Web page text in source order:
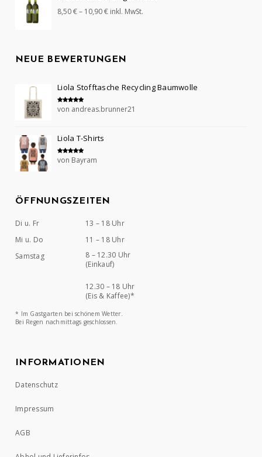
8,50€– 10,90€ inkl. MwSt.
NEUE BEWERTUNGEN
Liola Stofftasche Recycling Baumwolle
Bewertet mit
von andreas.brunner21
Liola T-Shirts
Bewertet mit
von Bayram
ÖFFNUNGSZEITEN
Di u. Fr
13 – 18 Uhr
Mi u. Do
11 – 18 Uhr
Samstag
8 – 12.30 Uhr
(Einkauf)
12.30 – 18 Uhr
(Eis & Kaffee)*
* Im Gastgarten bei schönem Wetter.
Bei Regen nachmittags geschlossen.
INFORMATIONEN
Datenschutz
Impressum
AGB